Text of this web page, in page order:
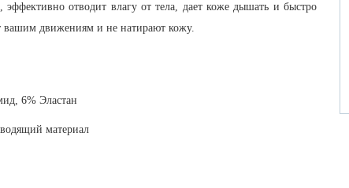
отводит влагу от тела, дает коже дышать и быстро
движениям и не натирают кожу.
6% Эластан
материал